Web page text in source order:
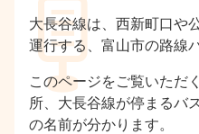
大長谷線は、西新町口や
運行する、富山市の路線
このページをご覧いただ
所、大長谷線が停まるバ
の名前が分かります。